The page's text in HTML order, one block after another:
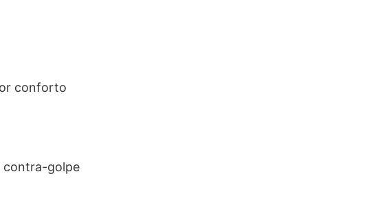
conforto
contra-golpe